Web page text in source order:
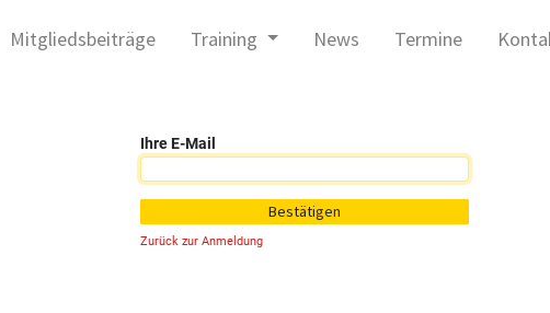
Mitgliedsbeiträge Training News Termine
Ihre E-Mail
Bestätigen
Zurück zur Anmeldung